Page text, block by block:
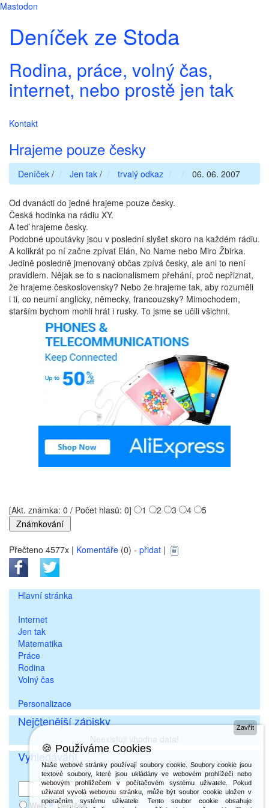
Mastodon
Deníček ze Stoda
Rodina, práce, volný čas,
internet, nebo prostě jen tak
Kontakt
Hrajeme pouze česky
Deníček / Jen tak / trvalý odkaz 06. 06. 2007
Od dvanácti do jedné hrajeme pouze česky.
Česká hodinka na rádiu XY.
A teď hrajeme česky.
Podobné upoutávky jsou v poslední slyšet skoro na každém rádiu.
A kolikrát po ní začne zpívat Elán, No Name nebo Miro Žbirka.
Jedině posledně jmenovaný občas zpívá česky, ale ani to není
pravidlem. Nějak se to s nacionalismem přehání, proč nepřiznat,
že hrajeme československy? Nebo že hrajeme tak, aby rozuměli
i ti, co neumí anglicky, německy, francouzsky? Mimochodem,
starším bychom mohli hrát i rusky. To jsme se učili všichni.
[Akt. známka: 0 / Počet hlasů: 0] 1 2 3 4 5
Přečteno 4577x | Komentáře (0) - přidat |
Hlavní stránka
Internet
Jen tak
Matematika
Práce
Rodina
Volný čas
Personalizace
Nejčtenější zápisky
Neexistuji vhodna data!
Vyhledávání
Web Deníček
Zavřít
🍪 Používáme Cookies
Naše webové stránky používají soubory cookie. Soubory cookie jsou
textové soubory, které jsou ukládány ve webovém prohlížeči nebo
webovým prohlížečem v počítačovém systému uživatele. Pokud
uživatel vyvolá webovou stránku, může být soubor cookie uložen v
operačním systému uživatele. Tento soubor cookie obsahuje